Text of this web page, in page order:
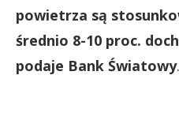
powietrza są
średnio 8-10 proc.
podaje Bank Światowy.